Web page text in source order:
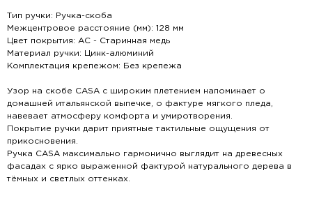
Тип ручки: Ручка-скоба
Межцентровое расстояние (мм): 128 мм
Цвет покрытия: AC - Старинная медь
Материал ручки: Цинк-алюминий
Комплектация крепежом: Без крепежа
Узор на скобе CASA с широким плетением напоминает о
домашней итальянской выпечке, о фактуре мягкого пледа,
навевает атмосферу комфорта и умиротворения.
Покрытие ручки дарит приятные тактильные ощущения от
прикосновения.
Ручка CASA максимально гармонично выглядит на древесных
фасадах с ярко выраженной фактурой натурального дерева в
тёмных и светлых оттенках.